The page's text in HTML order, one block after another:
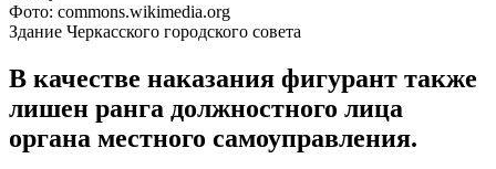
Фото: commons.wikimedia.org
Здание Черкасского городского совета
В качестве наказания фигурант также
лишен ранга должностного лица
органа местного самоуправления.